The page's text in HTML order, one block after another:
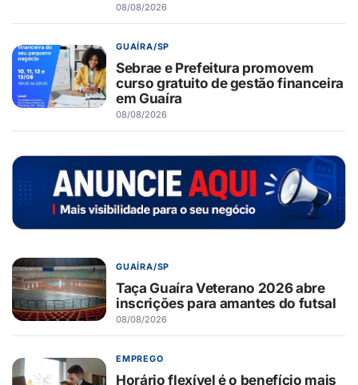
08/08/2026
GUAÍRA/SP
Sebrae e Prefeitura promovem
curso gratuito de gestão financeira
em Guaíra
08/08/2026
GUAÍRA/SP
Taça Guaíra Veterano 2026 abre
inscrições para amantes do futsal
08/08/2026
EMPREGO
Horário flexível é o benefício mais